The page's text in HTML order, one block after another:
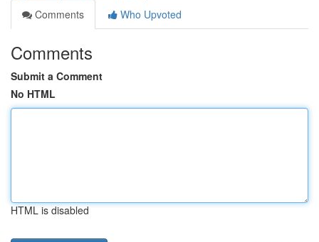
Comments
Who Upvoted
Comments
Submit a Comment
No HTML
HTML is disabled